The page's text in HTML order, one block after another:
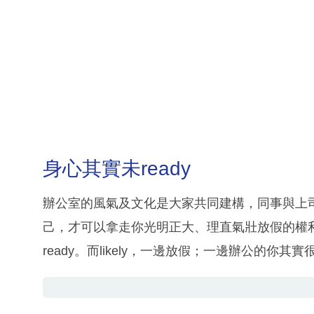
身心其實未ready
辦公室的風氣及文化是大家共同建構，同事與
己，才可以拿走你光明正大、理直氣壯放假的
ready。而likely，一邊放假；一邊辦公的你其實